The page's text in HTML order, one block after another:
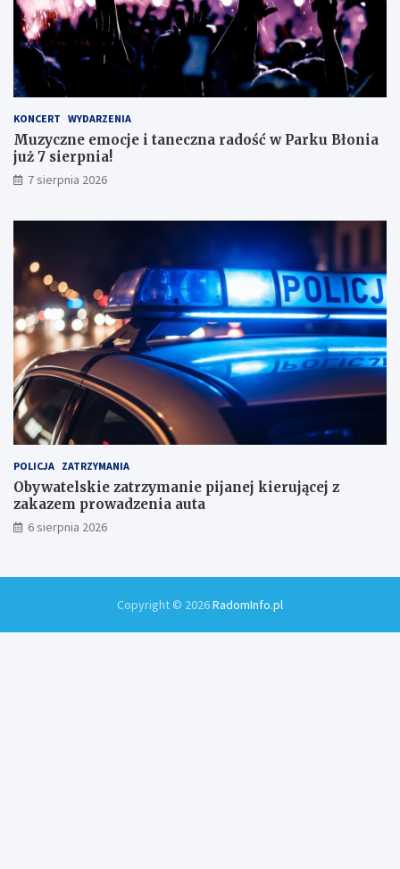
s
k
o
n
a
ł
m
i
w
y
k
a
m
KONCERT WYDARZENIA
Muzyczne emocje i taneczna radość w Parku Błonia
już 7 sierpnia!
7 sierpnia 2026
POLICJA ZATRZYMANIA
Obywatelskie zatrzymanie pijanej kierującej z
zakazem prowadzenia auta
6 sierpnia 2026
Copyright © 2026RadomInfo.pl